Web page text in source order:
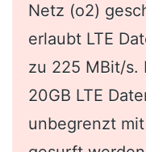
Netz (o2)
erlaubt LTE
zu 225 MBit/s.
20GB LTE
unbegrenzt